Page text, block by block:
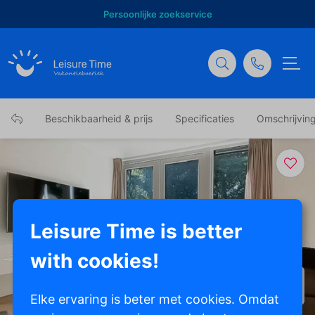
Persoonlijke zoekservice
Beschikbaarheid & prijs Specificaties
Leisure Time is better
with cookies!
Elke ervaring is beter met cookies. Omdat